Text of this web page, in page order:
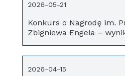
Konkurs o Nagrodę im.
Zbigniewa Engela –
2026-05-21
2026-04-15